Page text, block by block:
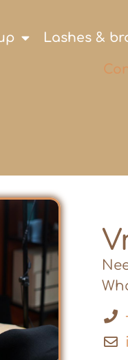
Lashes &